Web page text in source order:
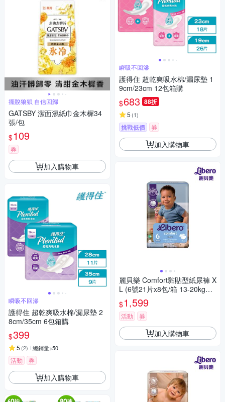
擺脫狼狽 自信回歸
GATSBY 潔面濕紙巾金木樨34
張/包
$109
券
加入購物車
瞬吸不回滲
護得住 超乾爽吸水棉/漏尿墊 2
8cm/35cm 6包箱購
$399
5 (2) 總銷量>50
活動 券
加入購物車
瞬吸不回滲
護得住 超乾爽吸水棉/漏尿墊 1
9cm/23cm 12包箱購
$683 88折
5 (1)
挑戰低價 券
加入購物車
麗貝樂 Comfort黏貼型紙尿褲 X
L (6號21片x8包/箱 13-20kg適
用)
$1,599
活動 券
加入購物車